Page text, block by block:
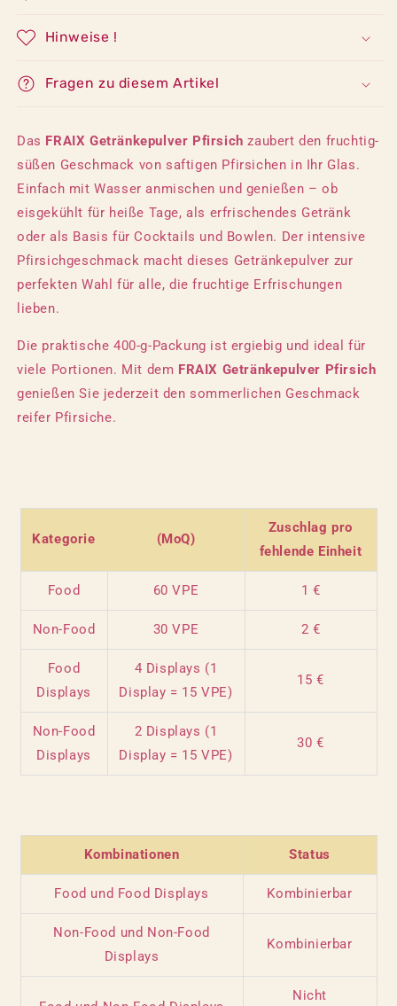
Hinweise !
Fragen zu diesem Artikel
Das FRAIX Getränkepulver Pfirsich zaubert den fruchtig-
süßen Geschmack von saftigen Pfirsichen in Ihr Glas.
Einfach mit Wasser anmischen und genießen – ob
eisgekühlt für heiße Tage, als erfrischendes Getränk
oder als Basis für Cocktails und Bowlen. Der intensive
Pfirsichgeschmack macht dieses Getränkepulver zur
perfekten Wahl für alle, die fruchtige Erfrischungen
lieben.
Die praktische 400-g-Packung ist ergiebig und ideal für
viele Portionen. Mit dem FRAIX Getränkepulver Pfirsich
genießen Sie jederzeit den sommerlichen Geschmack
reifer Pfirsiche.
Kategorie (MoQ)
Zuschlag pro
fehlende Einheit
Food 60 VPE 1 €
Non-Food 30 VPE 2 €
Food
Displays
4 Displays (1
Display = 15 VPE)
15 €
Non-Food
Displays
2 Displays (1
Display = 15 VPE)
30 €
Kombinationen Status
Food und Food Displays Kombinierbar
Non-Food und Non-Food
Displays
Kombinierbar
Nicht